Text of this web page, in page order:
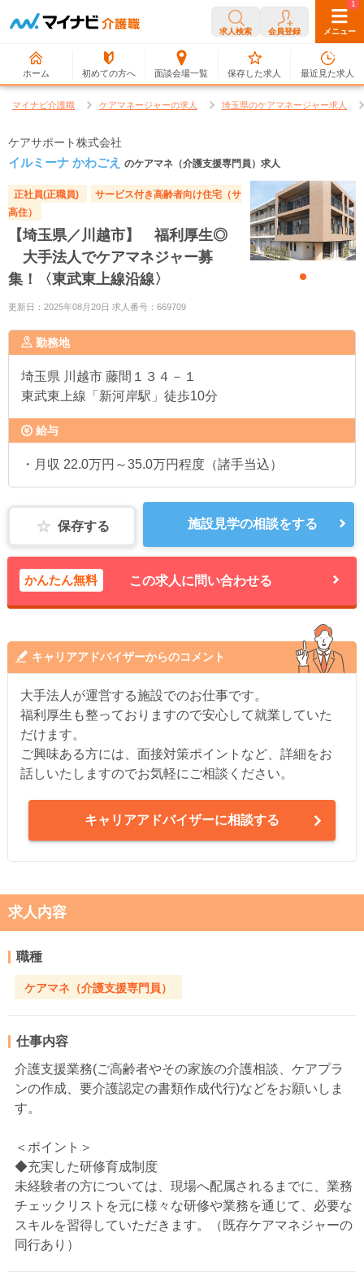
求人検索 会員登録 メニュー
ホーム 初めての方へ 面談会場一覧
0
保存した求人
1
最近見た求人
マイナビ介護職 ケアマネージャーの求人 埼玉県のケアマネージャー求人
ケアサポート株式会社
イルミーナ かわごえ のケアマネ（介護支援専門員）求人
正社員(正職員)
サービス付き高齢者向け住宅（サ
高住）
【埼玉県／川越市】 福利厚生◎
大手法人でケアマネジャー募
集！〈東武東上線沿線〉
更新日：2025年08月20日 求人番号：669709
勤務地
埼玉県 川越市 藤間１３４－１
東武東上線「新河岸駅」徒歩10分
給与
・月収 22.0万円～35.0万円程度（諸手当込）
保存する 施設見学の相談をする
かんたん無料 この求人に問い合わせる
キャリアアドバイザーからのコメント
大手法人が運営する施設でのお仕事です。
福利厚生も整っておりますので安心して就業していた
だけます。
ご興味ある方には、面接対策ポイントなど、詳細をお
話しいたしますのでお気軽にご相談ください。
キャリアアドバイザーに相談する
求人内容
職種
ケアマネ（介護支援専門員）
仕事内容
介護支援業務(ご高齢者やその家族の介護相談、ケアプラ
ンの作成、要介護認定の書類作成代行)などをお願いしま
す。
＜ポイント＞
◆充実した研修育成制度
未経験者の方については、現場へ配属されるまでに、業務
チェックリストを元に様々な研修や業務を通じて、必要な
スキルを習得していただきます。（既存ケアマネジャーの
同行あり）